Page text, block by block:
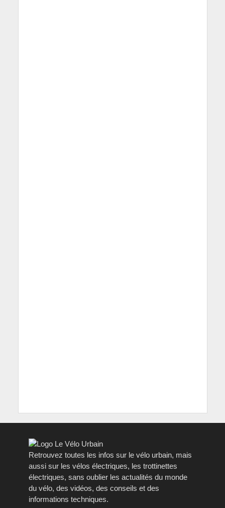
Retrouvez toutes les infos sur le vélo urbain, mais
aussi sur les vélos électriques, les trottinettes
électriques, sans oublier les actualités du monde
du vélo, des vidéos, des conseils et des
informations techniques.